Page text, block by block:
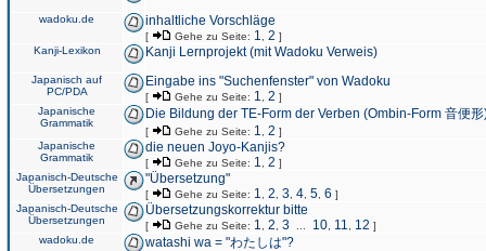
wadoku.de inhaltliche Vorschläge
[ Gehe zu Seite: 1 2 ]
Kanji-Lexikon
Kanji Lernprojekt (mit Wadoku Verweis)
Japanisch auf
PC/PDA
Eingabe ins "Suchenfenster" von Wadoku
[ Gehe zu Seite: 1 2 ]
Japanische
Grammatik
Die Bildung der TE-Form der Verben (Ombin-Form 音便形
[ Gehe zu Seite: 1 2 ]
Japanische
Grammatik
die neuen Joyo-Kanjis?
[ Gehe zu Seite: 1 2 ]
Japanisch-Deutsche
Übersetzungen
"Übersetzung"
[ Gehe zu Seite: 1 2 3 4 5 6 ]
Japanisch-Deutsche
Übersetzungen
Übersetzungskorrektur bitte
[ Gehe zu Seite: 1 2 3 10 11 12 ]
wadoku.de
watashi wa = "わたしは"?